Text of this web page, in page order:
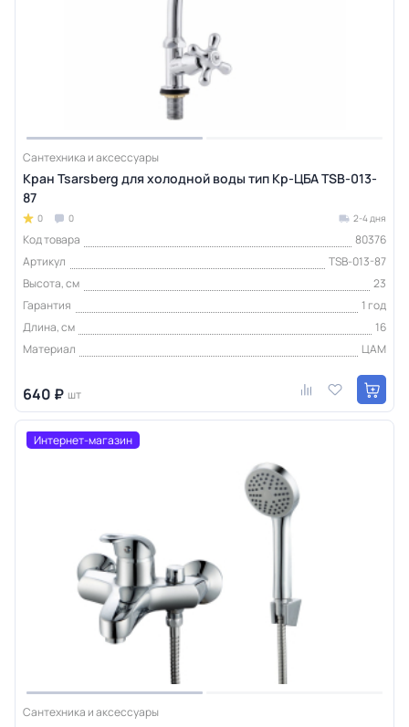
Сантехника и аксессуары
Кран Tsarsberg для холодной воды тип Кр-ЦБА TSB-013-
87
0 0 2-4 дня
Код товара
80376
Артикул
TSB-013-87
Высота, см
23
Гарантия
1 год
Длина, см
16
Материал
ЦАМ
640 ₽ шт
Интернет-магазин
Сантехника и аксессуары